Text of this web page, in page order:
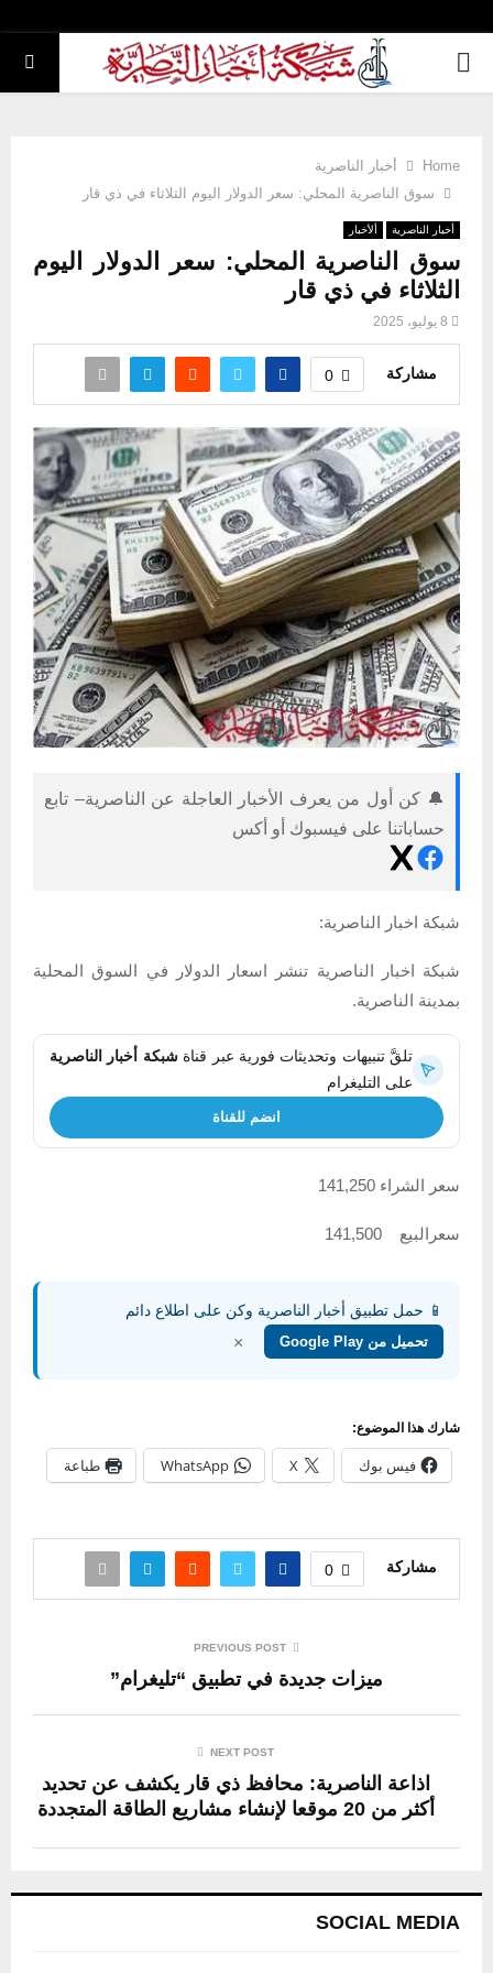
PRIMARY
Home
أخبار الناصرية
سوق الناصرية المحلي: سعر الدولار اليوم الثلاثاء في ذي قار
أخبار الناصرية ألأخبار
سوق الناصرية المحلي: سعر الدولار اليوم
الثلاثاء في ذي قار
8 يوليو، 2025
مشاركة 0
🔔 كن أول من يعرف الأخبار العاجلة عن الناصرية– تابع
حساباتنا على فيسبوك أو أكس
شبكة اخبار الناصرية:
شبكة اخبار الناصرية تنشر اسعار الدولار في السوق المحلية
بمدينة الناصرية.
تلقَّ تنبيهات وتحديثات فورية عبر قناةشبكة أخبار الناصرية
على التليغرام
انضم للقناة
سعر الشراء 141,250
سعرالبيع 141,500
📱 حمل تطبيق أخبار الناصرية وكن على اطلاع دائم
تحميل من Google Play ×
شارك هذا الموضوع:
فيس بوك X
WhatsApp طباعة
مشاركة 0
PREVIOUS POST
ميزات جديدة في تطبيق “تليغرام”
NEXT POST
اذاعة الناصرية: محافظ ذي قار يكشف عن تحديد
أكثر من 20 موقعا لإنشاء مشاريع الطاقة المتجددة
SOCIAL MEDIA